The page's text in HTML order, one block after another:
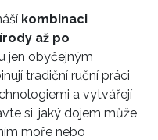
kombinaci
až po
jen obyčejným
tradiční ruční práci
a vytvářejí
si, jaký dojem může
moře nebo